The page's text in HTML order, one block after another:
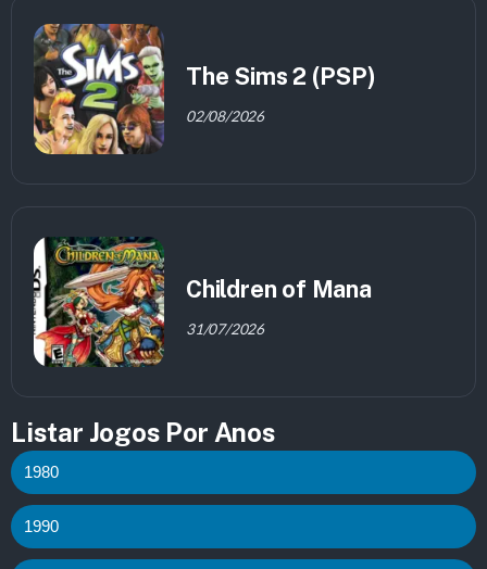
The Sims 2 (PSP)
02/08/2026
Children of Mana
31/07/2026
Listar Jogos Por Anos
1980
1990